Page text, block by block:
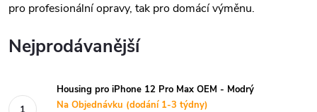
pro profesionální opravy, tak pro domácí výměnu.
Nejprodávanější
Housing pro iPhone 12 Pro Max OEM - Modrý
Na Objednávku (dodání 1-3 týdny)